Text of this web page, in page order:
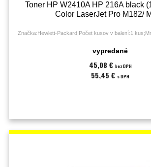
Toner HP W2410A HP 216A black
Color LaserJet Pro M182/
Značka:Hewlett-Packard;Počet kusov v balení:1
vypredané
45,08 € bez DPH
55,45 € s DPH